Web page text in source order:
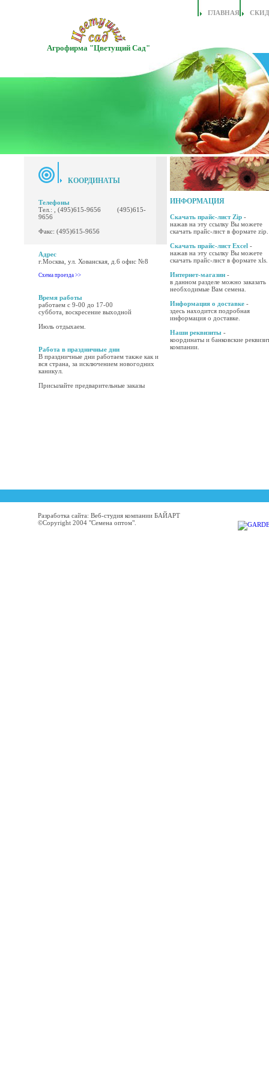
Агрофирма "Цветущий Сад"
ГЛАВНАЯ
КООРДИНАТЫ
Телефоны
Тел.: , (495)615-9656 (495)615-
9656
Факс: (495)615-9656
Адрес
г.Москва, ул. Хованская, д.6 офис №8
Схема проезда >>
Время работы
работаем с 9-00 до 17-00
суббота, воскресение выходной
Июль отдыхаем.
Работа в праздничные дни
В праздничные дни работаем также как и
вся страна, за исключением новогодних
каникул.
Присылайте предварительные заказы
ИНФОРМАЦИЯ
Скачать прайс-лист Zip -
нажав на эту ссылку Вы можете
скачать прайс-лист в формате zip.
Скачать прайс-лист Excel -
нажав на эту ссылку Вы можете
скачать прайс-лист в формате xls.
Интернет-магазин -
в данном разделе можно заказать
необходимые Вам семена.
Информация о доставке -
здесь находится подробная
информация о доставке.
Наши реквизиты -
координаты и банковские
компании.
Разработка сайта: Веб-студия компании БАЙАРТ
©Copyright 2004 "Семена оптом".